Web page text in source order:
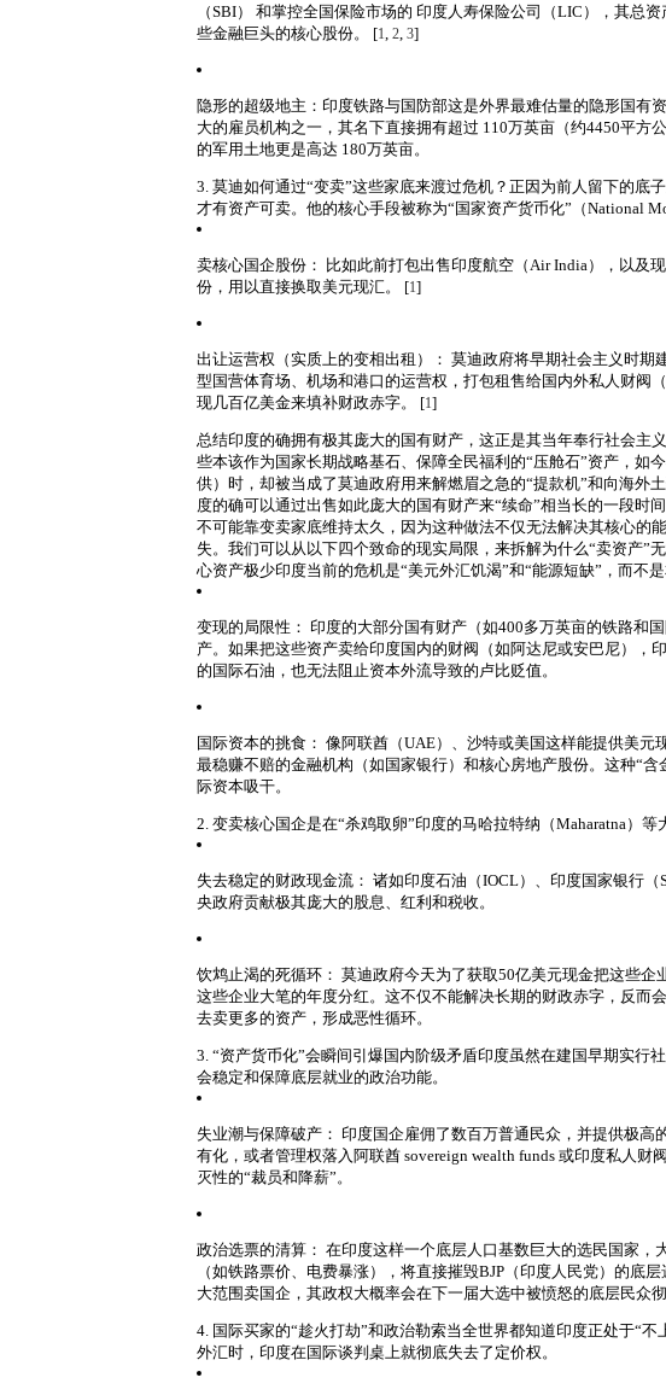
（SBI）
和掌控全国保险市场的 印度人寿保险公司（LIC）
，其总
些金融巨头的核心股份。
[1, 2, 3]
隐形的超级地主：印度铁路与国防部这是外界最难估量的隐形国有
大的雇员机构之一，其名下直接拥有超过 110万英亩（约4450平方公
的军用土地更是高达 180万英亩。
3. 莫迪如何通过“变卖”这些家底来渡过危机？ 正因为前人留下的底
才有资产可卖。他的核心手段被称为“国家资产货币化”（National
卖核心国企股份：
比如此前打包出售印度航空（Air India），以及
份，用以直接换取美元现汇。
[1]
出让运营权（实质上的变相出租）： 莫迪政府将早期社会主义时期
型国营体育场、机场和港口的运营权，打包租售给国内外私人财阀
现几百亿美金来填补财政赤字。
[1]
总结印度的确拥有极其庞大的国有财产，这正是其当年奉行社会主
些本该作为国家长期战略基石、保障全民福利的“压舱石”资产，如
供）时，却被当成了莫迪政府用来解燃眉之急的“提款机”和向海外
度的确可以通过出售如此庞大的国有财产来“续命”相当长的一段时
不可能靠变卖家底维持太久，因为这种做法不仅无法解决其核心的
失。 我们可以从以下四个致命的现实局限，来拆解为什么“卖资产”
心资产极少印度当前的危机是“美元外汇饥渴”和“能源短缺” ，而不
变现的局限性： 印度的大部分国有财产（如400多万英亩的铁路和
产。如果把这些资产卖给印度国内的财阀（如阿达尼或安巴尼），
的国际石油，也无法阻止资本外流导致的卢比贬值。
国际资本的挑食： 像阿联酋（UAE）、沙特或美国这样能提供美元
最稳赚不赔的金融机构（如国家银行）和核心房地产股份。这种“
际资本吸干。
2. 变卖核心国企是在“杀鸡取卵”印度的马哈拉特纳（Maharatna）等
失去稳定的财政现金流： 诸如印度石油（IOCL）、印度国家银行
央政府贡献极其庞大的股息、红利和税收。
饮鸩止渴的死循环： 莫迪政府今天为了获取50亿美元现金把这些
这些企业大笔的年度分红。这不仅不能解决长期的财政赤字，反而
去卖更多的资产，形成恶性循环。
3. “资产货币化”会瞬间引爆国内阶级矛盾印度虽然在建国早期实行
会稳定和保障底层就业的政治功能。
失业潮与保障破产： 印度国企雇佣了数百万普通民众，并提供极高
有化，或者管理权落入阿联酋 sovereign wealth funds 或印度私人
灭性的“裁员和降薪”。
政治选票的清算： 在印度这样一个底层人口基数巨大的选民国家，
（如铁路票价、电费暴涨），将直接摧毁BJP（印度人民党）的底
大范围卖国企，其政权大概率会在下一届大选中被愤怒的底层民众彻
4. 国际买家的“趁火打劫”和政治勒索当全世界都知道印度正处于“
外汇时，印度在国际谈判桌上就彻底失去了定价权。